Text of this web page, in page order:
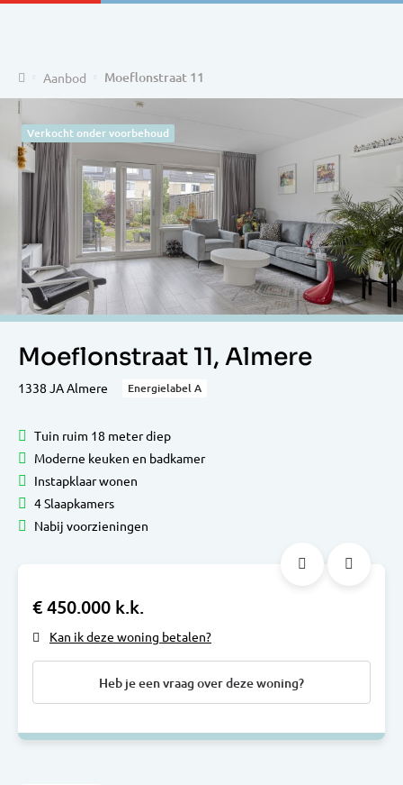
HomeAanbod Moeflonstraat 11
Verkocht onder voorbehoud
Moeflonstraat 11, Almere
1338 JA Almere Energielabel A
Tuin ruim 18 meter diep
Moderne keuken en badkamer
Instapklaar wonen
4 Slaapkamers
Nabij voorzieningen
€ 450.000 k.k.
Kan ik deze woning betalen?
Heb je een vraag over deze woning?